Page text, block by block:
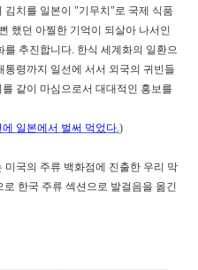
김치를 일본이 "기무치 "로 국제 식품
했던 아찔한 기억이 되살아 나서인
를 추진합니다. 한식 세계화의 일환으
통령까지 일선에 서서 외국의 귀빈들
같이 마심으로서 대대적인 홍보를
일본에서 벌써 먹었다.)
국의 주류 백화점에 진출한 우리 막
한국 주류 섹션으로 발걸음을 옮긴